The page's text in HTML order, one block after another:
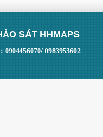
SÁT HHMAPS
0983953602